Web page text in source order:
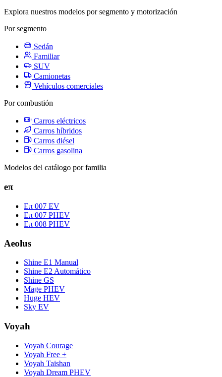
Explora nuestros modelos por segmento y motorización
Por segmento
Sedán
Familiar
SUV
Camionetas
Vehículos comerciales
Por combustión
Carros eléctricos
Carros híbridos
Carros diésel
Carros gasolina
Modelos del catálogo por familia
eπ
Eπ 007 EV
Eπ 007 PHEV
Eπ 008 PHEV
Aeolus
Shine E1 Manual
Shine E2 Automático
Shine GS
Mage PHEV
Huge HEV
Sky EV
Voyah
Voyah Courage
Voyah Free +
Voyah Taishan
Voyah Dream PHEV